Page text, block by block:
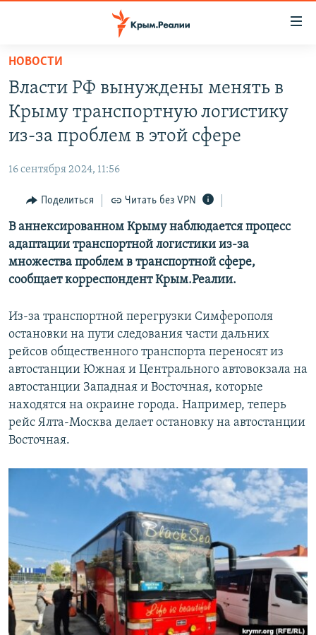
Вернуться
основному
содержанию
Вернутся
главной
навигации
Вернутся
поиску
11 ЛЕТ ОККУПАЦИИ КРЫМА. 11 ИСТОРИЙ СОПРОТИВЛЕНИЯ
ВОДА
ЕЩЕ
ИНТЕРАКТИВ
ИНФОГРАФИКА
ТЕЛЕПРОЕКТ КРЫМ.РЕАЛИИ
СОВЕТЫ ПРАВОЗАЩИТНИКОВ
ПОБЕДИТЕЛЕЙ НЕ СУДЯТ?
КРЫМ.НЕПОКОРЕННЫЙ
УКРАИНСКАЯ ПРОБЛЕМА КРЫМА
РАДІО СВОБОДА
КАК ОБОЙТИ БЛОКИРОВКУ
Українською
Все сайты RFE/RL
НОВОСТИ
Власти РФ вынуждены менять в
Крыму транспортную логистику
из-за проблем в этой сфере
16 сентября 2024, 11:56
Поделиться Читать без VPN
В аннексированном Крыму наблюдается процесс
адаптации транспортной логистики из-за
множества проблем в транспортной сфере,
сообщает корреспондент Крым.Реалии.
Из-за транспортной перегрузки Симферополя
остановки на пути следования части дальних
рейсов общественного транспорта переносят из
автостанции Южная и Центрального автовокзала на
автостанции Западная и Восточная, которые
находятся на окраине города. Например, теперь
рейс Ялта-Москва делает остановку на автостанции
Восточная.